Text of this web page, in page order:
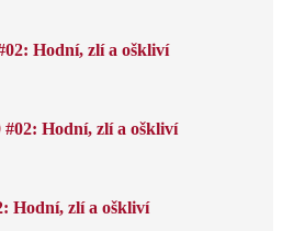
Hodní, zlí a oškliví
#02: Hodní, zlí a oškliví
Hodní, zlí a oškliví